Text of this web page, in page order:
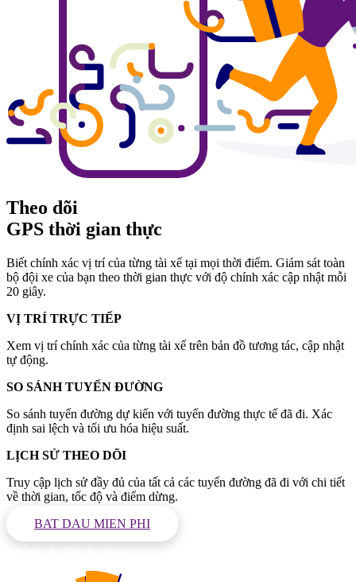
Theo dõi
GPS thời gian thực
Biết chính xác vị trí của từng tài xế tại mọi thời điểm. Giám sát toàn
bộ đội xe của bạn theo thời gian thực với độ chính xác cập nhật mỗi
20 giây.
VỊ TRÍ TRỰC TIẾP
Xem vị trí chính xác của từng tài xế trên bản đồ tương tác, cập nhật
tự động.
SO SÁNH TUYẾN ĐƯỜNG
So sánh tuyến đường dự kiến với tuyến đường thực tế đã đi. Xác
định sai lệch và tối ưu hóa hiệu suất.
LỊCH SỬ THEO DÕI
Truy cập lịch sử đầy đủ của tất cả các tuyến đường đã đi với chi tiết
về thời gian, tốc độ và điểm dừng.
BAT DAU MIEN PHI